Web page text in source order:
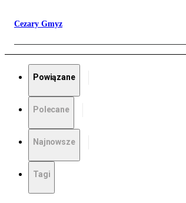
Cezary Gmyz
Powiązane
Polecane
Najnowsze
Tagi